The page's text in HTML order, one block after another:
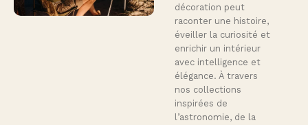
décoration peut
raconter une histoire,
éveiller la curiosité et
enrichir un intérieur
avec intelligence et
élégance. À travers
nos collections
inspirées de
l’astronomie, de la